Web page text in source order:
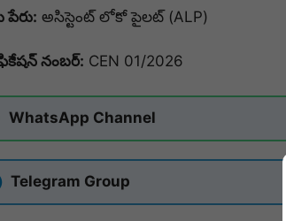
పేరు: అసిస్టెంట్ లోకో పైలట్ (ALP)
నంబర్: CEN 01/2026
WhatsApp Channel
Telegram Group